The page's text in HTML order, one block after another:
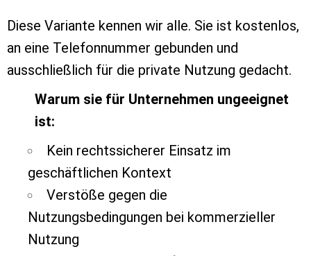
Diese Variante kennen wir alle. Sie ist kostenlos,
an eine Telefonnummer gebunden und
ausschließlich für die private Nutzung gedacht.
Warum sie für Unternehmen ungeeignet
ist:
Kein rechtssicherer Einsatz im
geschäftlichen Kontext
Verstöße gegen die
Nutzungsbedingungen bei kommerzieller
Nutzung